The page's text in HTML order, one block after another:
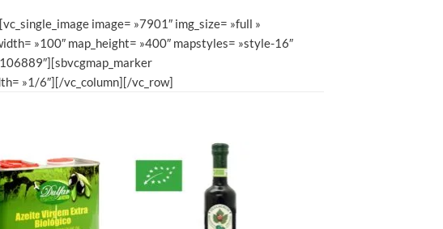
image= »7901″ img_size= »full »
»100″ map_height= »400″ mapstyles= »style-16″
»1/6″][/vc_column][/vc_row]